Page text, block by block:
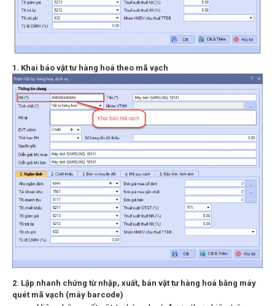
1. Khai báo vật tư hàng hoá theo mã vạch
2. Lập nhanh chứng từ nhập, xuất, bán vật tư hàng hoá bằng máy
quét mã vạch (máy barcode)